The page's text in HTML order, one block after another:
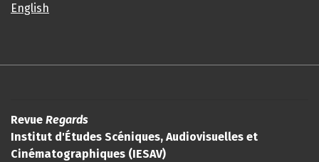
English
Revue Regards
Institut d'Études Scéniques, Audiovisuelles et
Cinématographiques (IESAV)